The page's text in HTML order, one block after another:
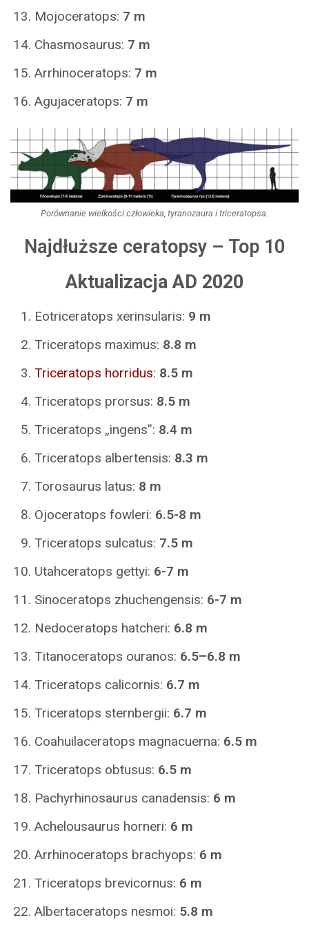
Mojoceratops: 7 m
Chasmosaurus: 7 m
Arrhinoceratops: 7 m
Agujaceratops: 7 m
Porównanie wielkości człowieka, tyranozaura i triceratopsa.
Najdłuższe ceratopsy – Top 10
Aktualizacja AD 2020
Eotriceratops xerinsularis: 9 m
Triceratops maximus: 8.8 m
Triceratops horridus: 8.5 m
Triceratops prorsus: 8.5 m
Triceratops „ingens”: 8.4 m
Triceratops albertensis: 8.3 m
Torosaurus latus: 8 m
Ojoceratops fowleri: 6.5-8 m
Triceratops sulcatus: 7.5 m
Utahceratops gettyi: 6-7 m
Sinoceratops zhuchengensis: 6-7 m
Nedoceratops hatcheri: 6.8 m
Titanoceratops ouranos: 6.5–6.8 m
Triceratops calicornis: 6.7 m
Triceratops sternbergii: 6.7 m
Coahuilaceratops magnacuerna: 6.5 m
Triceratops obtusus: 6.5 m
Pachyrhinosaurus canadensis: 6 m
Achelousaurus horneri: 6 m
Arrhinoceratops brachyops: 6 m
Triceratops brevicornus: 6 m
Albertaceratops nesmoi: 5.8 m